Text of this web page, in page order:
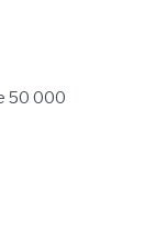
50 000